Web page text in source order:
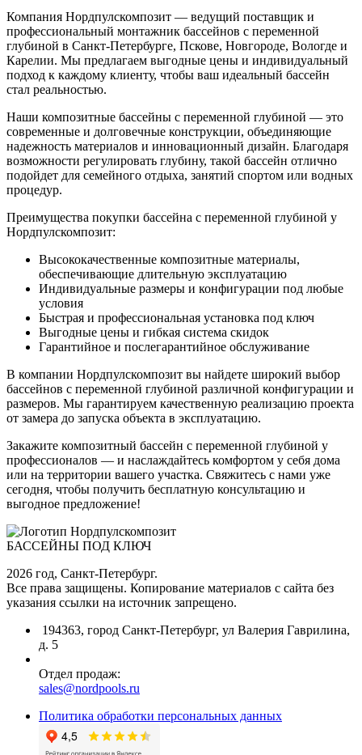
Компания Нордпулскомпозит — ведущий поставщик и
профессиональный монтажник бассейнов с переменной
глубиной в Санкт-Петербурге, Пскове, Новгороде, Вологде и
Карелии. Мы предлагаем выгодные цены и индивидуальный
подход к каждому клиенту, чтобы ваш идеальный бассейн
стал реальностью.
Наши композитные бассейны с переменной глубиной — это
современные и долговечные конструкции, объединяющие
надежность материалов и инновационный дизайн. Благодаря
возможности регулировать глубину, такой бассейн отлично
подойдет для семейного отдыха, занятий спортом или водных
процедур.
Преимущества покупки бассейна с переменной глубиной у
Нордпулскомпозит:
Высококачественные композитные материалы,
обеспечивающие длительную эксплуатацию
Индивидуальные размеры и конфигурации под любые
условия
Быстрая и профессиональная установка под ключ
Выгодные цены и гибкая система скидок
Гарантийное и послегарантийное обслуживание
В компании Нордпулскомпозит вы найдете широкий выбор
бассейнов с переменной глубиной различной конфигурации и
размеров. Мы гарантируем качественную реализацию проекта
от замера до запуска объекта в эксплуатацию.
Закажите композитный бассейн с переменной глубиной у
профессионалов — и наслаждайтесь комфортом у себя дома
или на территории вашего участка. Свяжитесь с нами уже
сегодня, чтобы получить бесплатную консультацию и
выгодное предложение!
БАССЕЙНЫ ПОД КЛЮЧ
2026 год, Санкт-Петербург.
Все права защищены. Копирование материалов с сайта без
указания ссылки на источник запрещено.
194363, город Санкт-Петербург, ул Валерия Гаврилина,
д. 5
Отдел продаж:
sales@nordpools.ru
Политика обработки персональных данных